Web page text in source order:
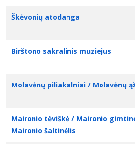
Škėvonių atodanga
Birštono sakralinis muziejus
Molavėnų piliakalniai / Molavėnų
Maironio tėviškė / Maironio
Maironio šaltinėlis